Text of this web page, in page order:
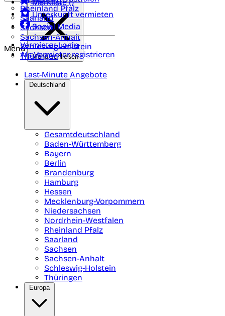
Rheinland Pfalz
Saarland
Sachsen
Sachsen-Anhalt
Schleswig-Holstein
Thüringen
Merkliste ()
Unterkunft vermieten
Social Media
Vermieter-Login
Als Vermieter registrieren
Menü
Menü schließen
Last-Minute Angebote
Deutschland
Gesamtdeutschland
Baden-Württemberg
Bayern
Berlin
Brandenburg
Hamburg
Hessen
Mecklenburg-Vorpommern
Niedersachsen
Nordrhein-Westfalen
Rheinland Pfalz
Saarland
Sachsen
Sachsen-Anhalt
Schleswig-Holstein
Thüringen
Europa